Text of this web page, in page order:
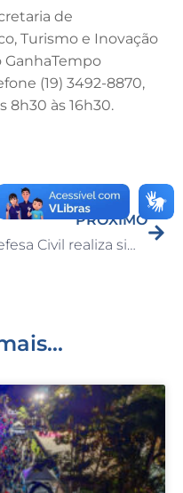
de
Turismo e Inovação
(19) 3492-8870,
8h30 às 16h30.
PRÓXIMO
Defesa Civil realiza simulado de acionamento do sistema de sirene de alerta para desastres naturais em Capivari